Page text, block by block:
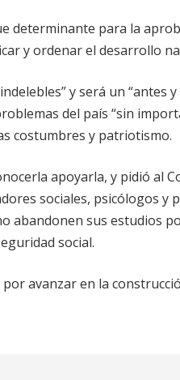
determinante para la
y ordenar el desarrollo
y será un “antes
del país “sin
costumbres y patriotismo.
apoyarla, y pidió al
sociales, psicólogos y
abandonen sus estudios
social.
avanzar en la